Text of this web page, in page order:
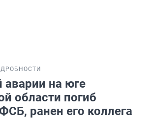
аварии на юге
области погиб
ранен его коллега